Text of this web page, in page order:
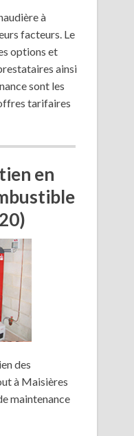
à
facteurs. Le
options et
ainsi
sont les
tarifaires
en
des
à Maisières
maintenance